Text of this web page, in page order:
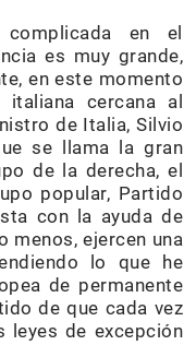
en el
es muy grande,
en este momento
cercana al
de Italia, Silvio
se llama la gran
de la derecha, el
popular, Partido
con la ayuda de
menos, ejercen una
lo que he
de permanente
de que cada vez
leyes de excepción